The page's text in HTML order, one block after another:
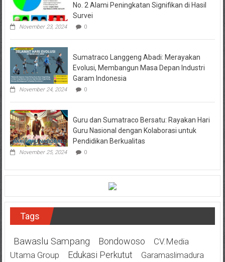
No. 2 Alami Peningkatan Signifikan di Hasil
Survei
November 23, 2024 0
Sumatraco Langgeng Abadi: Merayakan
Evolusi, Membangun Masa Depan Industri
Garam Indonesia
November 24, 2024 0
Guru dan Sumatraco Bersatu: Rayakan Hari
Guru Nasional dengan Kolaborasi untuk
Pendidikan Berkualitas
November 25, 2024 0
Tags
Bawaslu Sampang Bondowoso
CV.Media
Utama Group
Edukasi Perkutut Garamaslimadura